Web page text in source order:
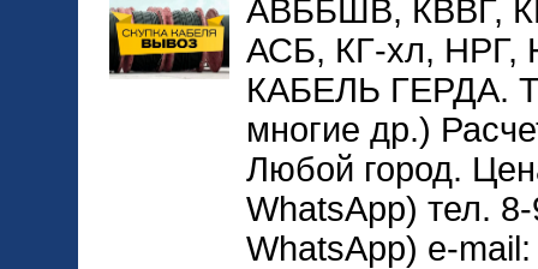
АВББШВ, КВВГ,
АСБ, КГ-хл,
КАБЕЛЬ ГЕРДА.
многие др.)
Любой город.
WhatsApp) тел.
WhatsApp) e-